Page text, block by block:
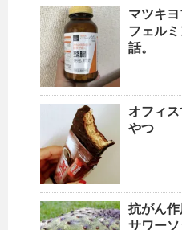
マツキ
フェル
話。
オフィ
やつ
抗がん
サワー